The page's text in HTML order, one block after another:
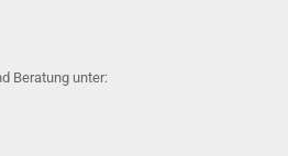
Beratung unter: